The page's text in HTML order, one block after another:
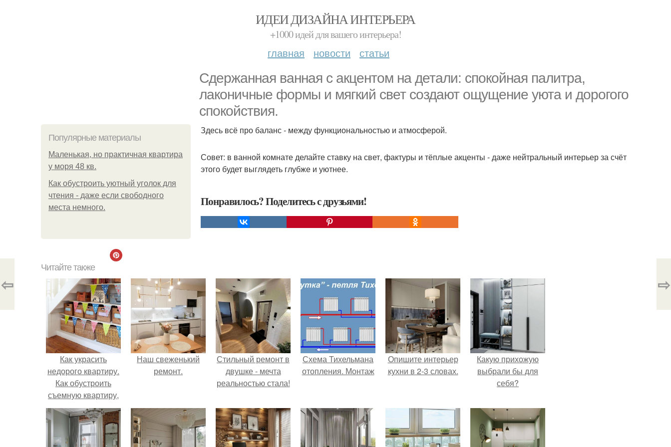
ИДЕИ ДИЗАЙНА ИНТЕРЬЕРА
+1000 идей для вашего интерьера!
главная новости статьи
Сдержанная ванная с акцентом на детали: спокойная палитра,
лаконичные формы и мягкий свет создают ощущение уюта и дорогого
спокойствия.
Популярные материалы
Маленькая, но практичная квартира
у моря 48 кв.
Как обустроить уютный уголок для
чтения - даже если свободного
места немного.
Здесь всё про баланс - между функциональностью и атмосферой.
Совет: в ванной комнате делайте ставку на свет, фактуры и тёплые акценты - даже нейтральный интерьер за счёт
этого будет выглядеть глубже и уютнее.
Понравилось? Поделитесь с друзьями!
⇦ ⇨
Читайте также
Как украсить
недорого квартиру.
Как обустроить
съемную квартиру,
не потратив много
денег?
Наш свеженький
ремонт.
Стильный ремонт в
двушке - мечта
реальностью стала!
Схема Тихельмана
отопления. Монтаж
Опишите интерьер
кухни в 2-3 словах.
Какую прихожую
выбрали бы для
себя?